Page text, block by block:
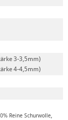
3-3,5mm)
4-4,5mm)
Reine Schurwolle,